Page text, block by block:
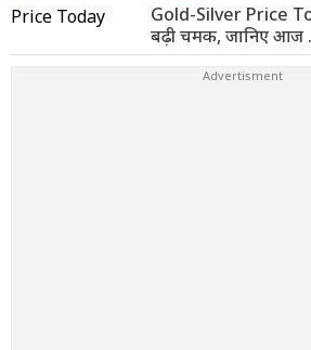
Gold-Silver Price
बढ़ी चमक, जानिए आज